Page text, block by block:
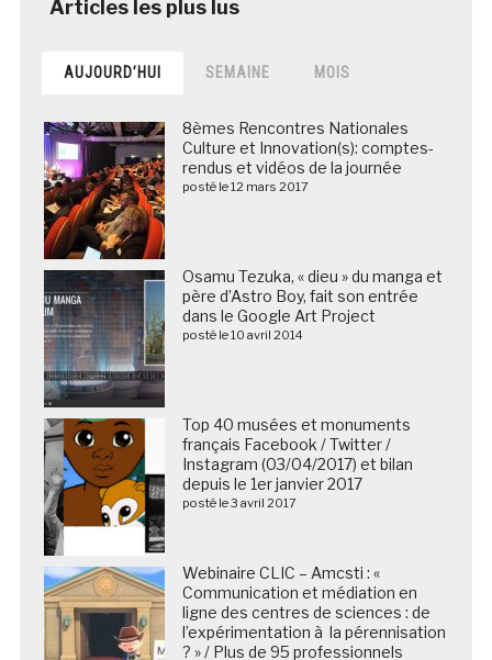
AUJOURD’HUI SEMAINE MOIS
8èmes Rencontres Nationales
Culture et Innovation(s): comptes-
rendus et vidéos de la journée
posté le 12 mars 2017
Osamu Tezuka, « dieu » du manga et
père d’Astro Boy, fait son entrée
dans le Google Art Project
posté le 10 avril 2014
Top 40 musées et monuments
français Facebook / Twitter /
Instagram (03/04/2017) et bilan
depuis le 1er janvier 2017
posté le 3 avril 2017
Webinaire CLIC – Amcsti : «
Communication et médiation en
ligne des centres de sciences : de
l’expérimentation à la pérennisation
? » / Plus de 95 professionnels